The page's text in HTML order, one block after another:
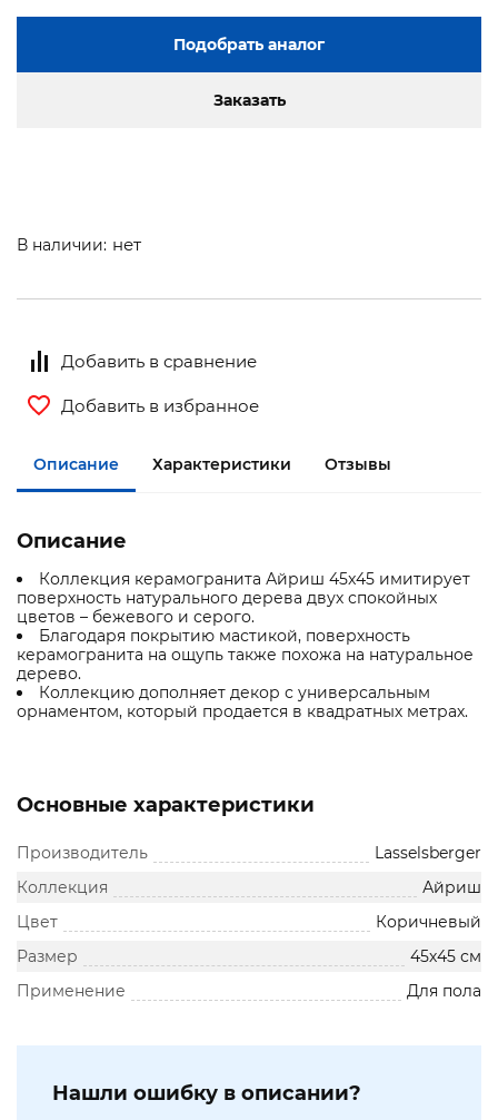
Подобрать аналог
Заказать
В наличии: нет
Добавить в сравнение
Добавить в избранное
Описание Характеристики Отзывы
Описание
Коллекция керамогранита Айриш 45x45 имитирует
поверхность натурального дерева двух спокойных
цветов – бежевого и серого.
Благодаря покрытию мастикой, поверхность
керамогранита на ощупь также похожа на натуральное
дерево.
Коллекцию дополняет декор с универсальным
орнаментом, который продается в квадратных метрах.
Основные характеристики
Производитель
Lasselsberger
Коллекция
Айриш
Цвет
Коричневый
Размер
45х45 см
Применение
Для пола
Нашли ошибку в описании?